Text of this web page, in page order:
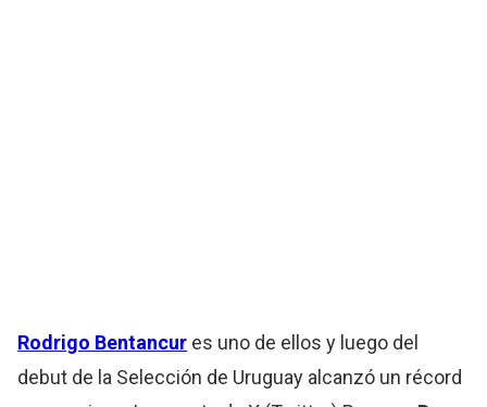
Rodrigo Bentancur es uno de ellos y luego del
debut de la Selección de Uruguay alcanzó un récord